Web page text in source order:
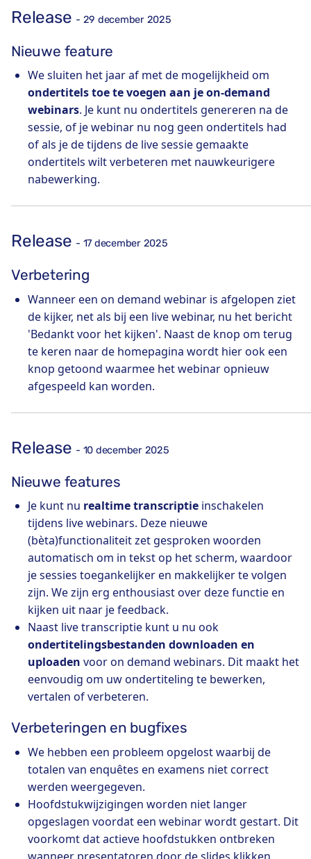
Release - 29 december 2025
Nieuwe feature
We sluiten het jaar af met de mogelijkheid om
ondertitels toe te voegen aan je on-demand
webinars. Je kunt nu ondertitels genereren na de
sessie, of je webinar nu nog geen ondertitels had
of als je de tijdens de live sessie gemaakte
ondertitels wilt verbeteren met nauwkeurigere
nabewerking.
Release - 17 december 2025
Verbetering
Wanneer een on demand webinar is afgelopen ziet
de kijker, net als bij een live webinar, nu het bericht
'Bedankt voor het kijken'. Naast de knop om terug
te keren naar de homepagina wordt hier ook een
knop getoond waarmee het webinar opnieuw
afgespeeld kan worden.
Release - 10 december 2025
Nieuwe features
Je kunt nu realtime transcriptie inschakelen
tijdens live webinars. Deze nieuwe
(bèta)functionaliteit zet gesproken woorden
automatisch om in tekst op het scherm, waardoor
je sessies toegankelijker en makkelijker te volgen
zijn. We zijn erg enthousiast over deze functie en
kijken uit naar je feedback.
Naast live transcriptie kunt u nu ook
ondertitelingsbestanden downloaden en
uploaden voor on demand webinars. Dit maakt het
eenvoudig om uw ondertiteling te bewerken,
vertalen of verbeteren.
Verbeteringen en bugfixes
We hebben een probleem opgelost waarbij de
totalen van enquêtes en examens niet correct
werden weergegeven.
Hoofdstukwijzigingen worden niet langer
opgeslagen voordat een webinar wordt gestart. Dit
voorkomt dat actieve hoofdstukken ontbreken